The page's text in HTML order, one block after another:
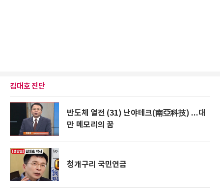
김대호 진단
반도체 열전 (31) 난야테크(南亞科技) ...대
만 메모리의 꿈
청개구리 국민연금